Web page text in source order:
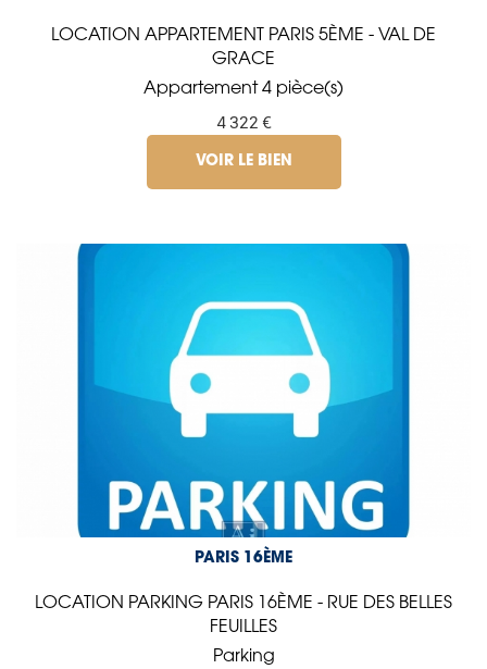
LOCATION APPARTEMENT PARIS 5ÈME - VAL DE
GRACE
Appartement 4 pièce(s)
4 322 €
VOIR LE BIEN
PARIS 16ÈME
LOCATION PARKING PARIS 16ÈME - RUE DES BELLES
FEUILLES
Parking